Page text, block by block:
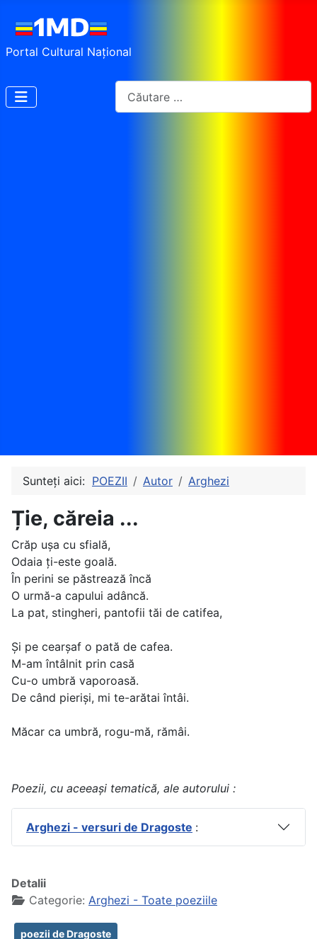
Portal Cultural Național
Sunteți aici: POEZII Autor Arghezi
Ție, căreia ...
Crăp uşa cu sfială,
Odaia ţi-este goală.
În perini se păstrează încă
O urmă-a capului adâncă.
La pat, stingheri, pantofii tăi de catifea,
Şi pe cearşaf o pată de cafea.
M-am întâlnit prin casă
Cu-o umbră vaporoasă.
De când pierişi, mi te-arătai întâi.
Măcar ca umbră, rogu-mă, rămâi.
Poezii, cu aceeași tematică, ale autorului :
Arghezi - versuri de Dragoste :
Detalii
Categorie: Arghezi - Toate poeziile
poezii de Dragoste